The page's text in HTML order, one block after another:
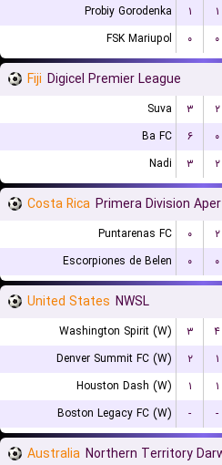
Probiy Gorodenka
۱ ۱
FSK Mariupol
۰ ۰
Fiji Digicel Premier League
Suva ۳ ۲
Ba FC
۶ ۰
Nadi
۳ ۲
Costa Rica Primera Division
Puntarenas FC ۰ ۲
Escorpiones de Belen
۰ ۰
United States NWSL
Washington Spirit (W) ۳ ۴
Denver Summit FC (W)
۲ ۱
Houston Dash (W)
۱ ۱
Boston Legacy FC (W)
- -
Australia Northern Territory